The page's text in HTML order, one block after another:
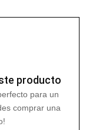
producto
para un
comprar una